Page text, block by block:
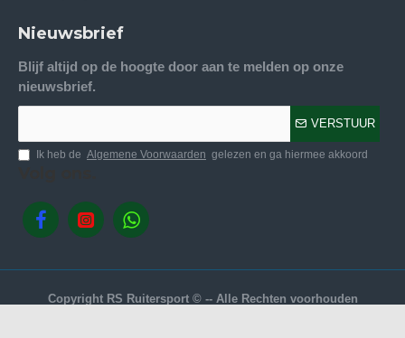
Nieuwsbrief
Blijf altijd op de hoogte door aan te melden op onze
nieuwsbrief.
VERSTUUR
Ik heb de Algemene Voorwaarden gelezen en ga hiermee akkoord
Copyright RS Ruitersport © -- Alle Rechten voorhouden